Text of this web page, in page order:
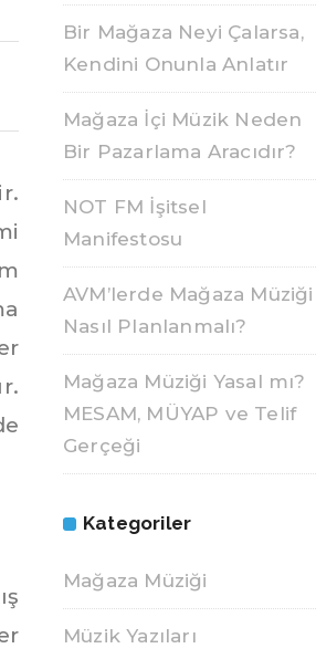
Bir Mağaza Neyi Çalarsa,
Kendini Onunla Anlatır
Mağaza İçi Müzik Neden
Bir Pazarlama Aracıdır?
NOT FM İşitsel
Manifestosu
AVM’lerde Mağaza Müziği
Nasıl Planlanmalı?
Mağaza Müziği Yasal mı?
MESAM, MÜYAP ve Telif
Gerçeği
Kategoriler
Mağaza Müziği
Müzik Yazıları